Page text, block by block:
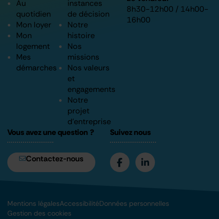
Au
quotidien
Mon loyer
Mon
logement
Mes
démarches
instances
de décision
Notre
histoire
Nos
missions
Nos valeurs
et
engagements
Notre
projet
d’entreprise
8h30-12h00 / 14h00-
16h00
Vous avez une question ?
Contactez-nous
Suivez nous
Mentions légalesAccessibilitéDonnées personnelles
Gestion des cookies